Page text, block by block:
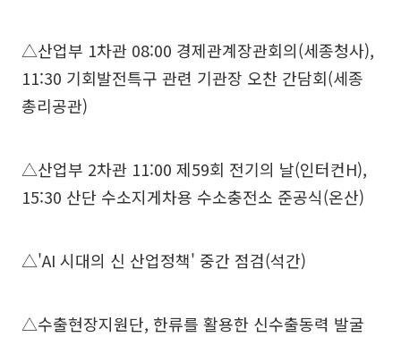
△산업부 1차관 08:00 경제관계장관회의(세종청사),
11:30 기회발전특구 관련 기관장 오찬 간담회(세종
총리공관)
△산업부 2차관 11:00 제59회 전기의 날(인터컨H),
15:30 산단 수소지게차용 수소충전소 준공식(온산)
△'AI 시대의 신 산업정책' 중간 점검(석간)
△수출현장지원단, 한류를 활용한 신수출동력 발굴